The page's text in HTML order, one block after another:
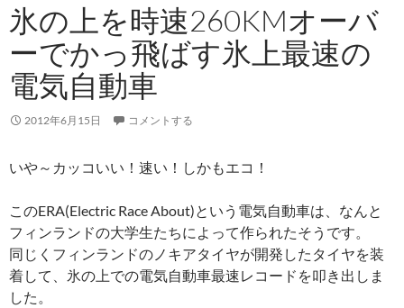
氷の上を時速260KMオーバ
ーでかっ飛ばす氷上最速の
電気自動車
2012年6月15日 コメントする
いや～カッコいい！速い！しかもエコ！
このERA(Electric Race About)という電気自動車は、なんと
フィンランドの大学生たちによって作られたそうです。
同じくフィンランドのノキアタイヤが開発したタイヤを装
着して、氷の上での電気自動車最速レコードを叩き出しま
した。